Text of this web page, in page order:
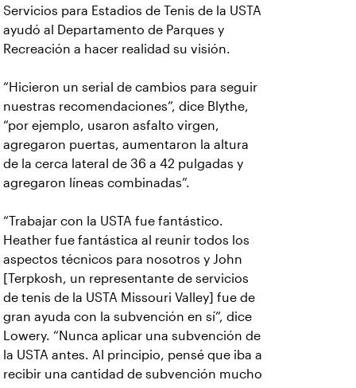
Servicios para Estadios de Tenis de la USTA
ayudó al Departamento de Parques y
Recreación a hacer realidad su visión.
“Hicieron un serial de cambios para seguir
nuestras recomendaciones”, dice Blythe,
“por ejemplo, usaron asfalto virgen,
agregaron puertas, aumentaron la altura
de la cerca lateral de 36 a 42 pulgadas y
agregaron líneas combinadas”.
“Trabajar con la USTA fue fantástico.
Heather fue fantástica al reunir todos los
aspectos técnicos para nosotros y John
[Terpkosh, un representante de servicios
de tenis de la USTA Missouri Valley] fue de
gran ayuda con la subvención en sí”, dice
Lowery. “Nunca aplicar una subvención de
la USTA antes. Al principio, pensé que iba a
recibir una cantidad de subvención mucho